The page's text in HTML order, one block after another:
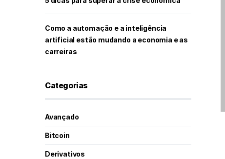
Como a automação e a inteligência
artificial estão mudando a economia e as
carreiras
Categorias
Avançado
Bitcoin
Derivativos